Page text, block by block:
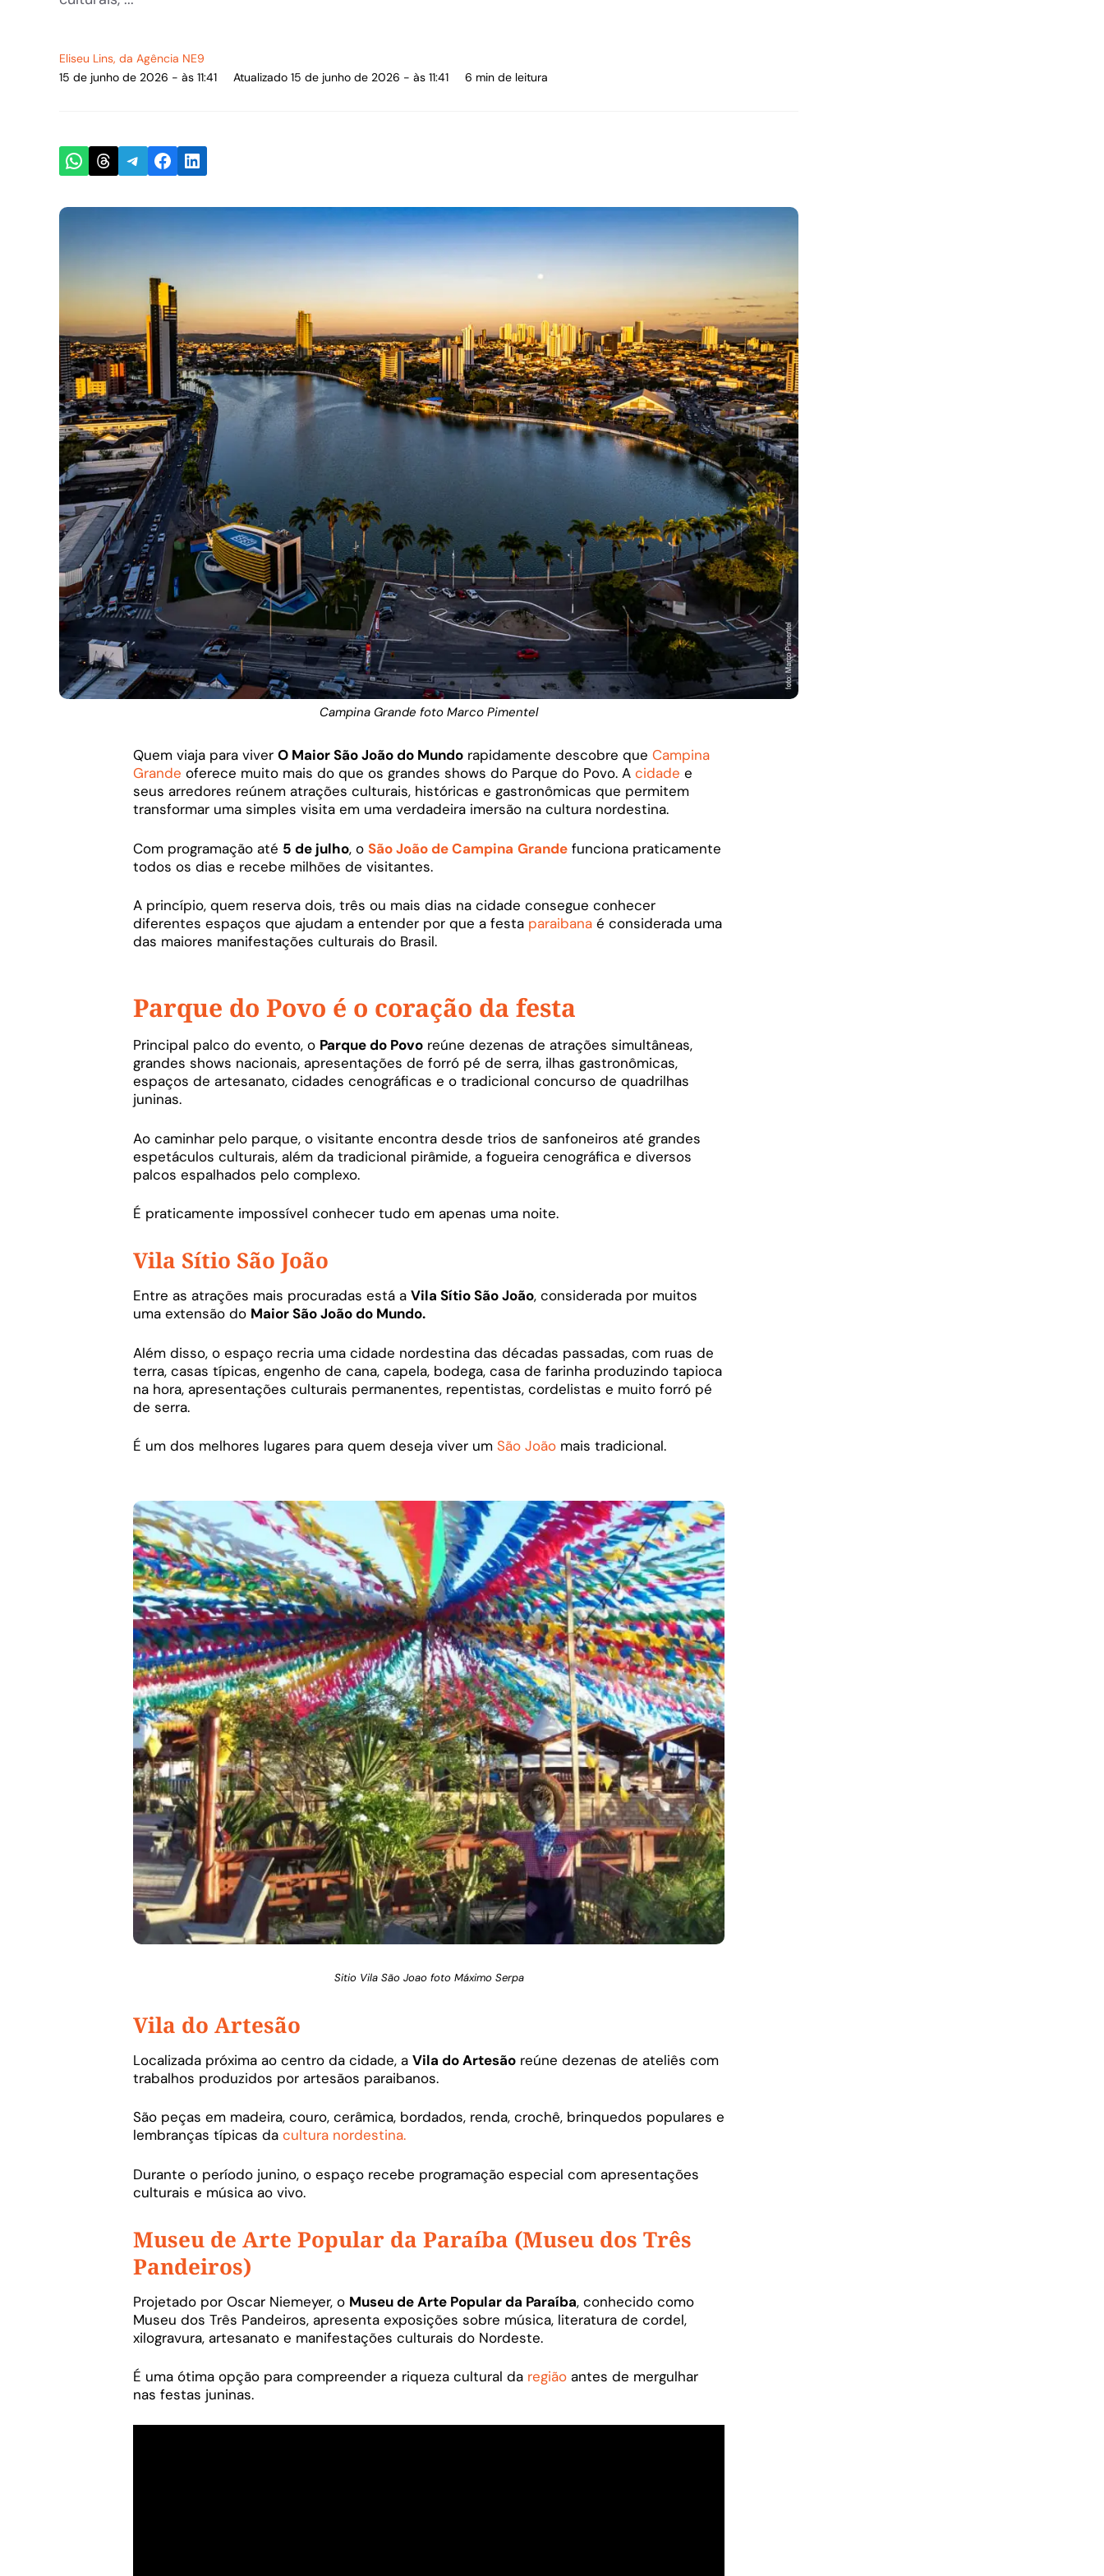
Eliseu Lins, da Agência NE9
15 de junho de 2026 - às 11:41
Atualizado 15 de junho de 2026 - às 11:41 6 min de leitura
Share on WhatsApp
Share on Threads
Share on Telegram
Share on Facebook
Share on LinkedIn
Campina Grande foto Marco Pimentel
Quem viaja para viver O Maior São João do Mundo rapidamente descobre que Campina
Grande oferece muito mais do que os grandes shows do Parque do Povo. A cidade e
seus arredores reúnem atrações culturais, históricas e gastronômicas que permitem
transformar uma simples visita em uma verdadeira imersão na cultura nordestina.
Com programação até 5 de julho, o São João de Campina Grande funciona praticamente
todos os dias e recebe milhões de visitantes.
A princípio, quem reserva dois, três ou mais dias na cidade consegue conhecer
diferentes espaços que ajudam a entender por que a festa paraibana é considerada uma
das maiores manifestações culturais do Brasil.
Parque do Povo é o coração da festa
Principal palco do evento, o Parque do Povo reúne dezenas de atrações simultâneas,
grandes shows nacionais, apresentações de forró pé de serra, ilhas gastronômicas,
espaços de artesanato, cidades cenográficas e o tradicional concurso de quadrilhas
juninas.
Ao caminhar pelo parque, o visitante encontra desde trios de sanfoneiros até grandes
espetáculos culturais, além da tradicional pirâmide, a fogueira cenográfica e diversos
palcos espalhados pelo complexo.
É praticamente impossível conhecer tudo em apenas uma noite.
Vila Sítio São João
Entre as atrações mais procuradas está a Vila Sítio São João, considerada por muitos
uma extensão do Maior São João do Mundo.
Além disso, o espaço recria uma cidade nordestina das décadas passadas, com ruas de
terra, casas típicas, engenho de cana, capela, bodega, casa de farinha produzindo tapioca
na hora, apresentações culturais permanentes, repentistas, cordelistas e muito forró pé
de serra.
É um dos melhores lugares para quem deseja viver um São João mais tradicional.
Sitio Vila São Joao foto Máximo Serpa
Vila do Artesão
Localizada próxima ao centro da cidade, a Vila do Artesão reúne dezenas de ateliês com
trabalhos produzidos por artesãos paraibanos.
São peças em madeira, couro, cerâmica, bordados, renda, crochê, brinquedos populares e
lembranças típicas da cultura nordestina.
Durante o período junino, o espaço recebe programação especial com apresentações
culturais e música ao vivo.
Museu de Arte Popular da Paraíba (Museu dos Três
Pandeiros)
Projetado por Oscar Niemeyer, o Museu de Arte Popular da Paraíba, conhecido como
Museu dos Três Pandeiros, apresenta exposições sobre música, literatura de cordel,
xilogravura, artesanato e manifestações culturais do Nordeste.
É uma ótima opção para compreender a riqueza cultural da região antes de mergulhar
nas festas juninas.